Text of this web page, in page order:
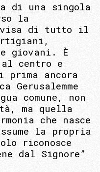
di una singola
la
di tutto il
giovani. È
al centro e
prima ancora
comune, non
ma quella
che nasce
la propria
riconosce
dal Signore”